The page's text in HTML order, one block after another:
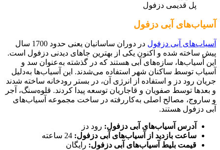
پل قدیمی دزفول
آسیاب‌های آبی دزفول
آسیاب‌های آبی دزفول
در دوران ساسانیان یعنی حدود 1700 سال
پیش ساخته شده و اکنون یکی از بهترین جاهای دیدنی دزفول است.
این آسیاب‌ها، سازه‌های آبی هستند که در گذشته به‌عنوان سد و
آسیاب توسط ساکنان شهر استفاده می‌شدند. این آسیاب‌ها به‌دلیل
جریان رود دز و استفاده از انرژی آن، در بستر رودخانه ساخته شدند
و بعدها توسط صفویان و قاجاریان توسعه پیدا کردند. قلوه‌سنگ، آجر
و ساروج، مصالح اصلی به‌کاررفته در ساخت مجموعه آسیاب‌های
آبی دزفول هستند.
آدرس آسیاب‌های آبی دزفول: رود دز
ساعت بازدید از آسیاب‌های آبی دزفول: 24 ساعته
قیمت بلیط آسیاب‌های آبی دزفول: رایگان